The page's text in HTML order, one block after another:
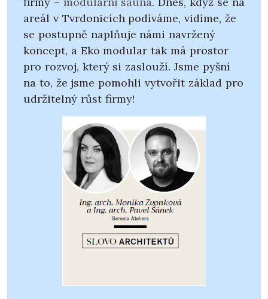
areál v Tvrdonicích podíváme, vidíme, že
se postupně naplňuje námi navržený
koncept, a Eko modular tak má prostor
pro rozvoj, který si zaslouží. Jsme pyšní
na to, že jsme pomohli vytvořit základ pro
udržitelný růst firmy!